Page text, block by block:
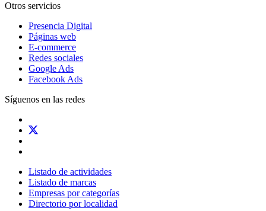
Otros servicios
Presencia Digital
Páginas web
E-commerce
Redes sociales
Google Ads
Facebook Ads
Síguenos en las redes
Listado de actividades
Listado de marcas
Empresas por categorías
Directorio por localidad